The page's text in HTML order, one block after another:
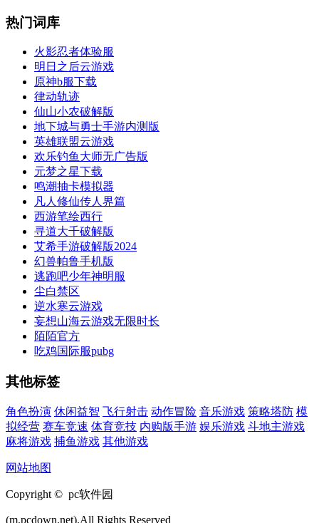
热门词库
火影忍者体验服
明日之后云游戏
原神b服下载
律动轨迹
仙山小农破解版
地下城与勇士手游内测版
英雄联盟云游戏
欢乐钓鱼大师无广告版
元梦之星下载
鸣潮抽卡模拟器
凡人修仙传人界篇
西游笔绘西行
寻道大千破解版
艾希手游破解版2024
幻兽帕鲁手机版
逃跑吧少年神明服
尘白禁区
逆水寒云游戏
妄想山海云游戏无限时长
陌陌官方
吃鸡国际服pubg
其他标签
角色扮演 休闲益智 飞行射击 动作冒险 音乐游戏 策略塔防 模
拟经营 赛车竞速 体育竞技 内购版手游 娱乐游戏 斗地主游戏
麻将游戏 捕鱼游戏 其他游戏
网站地图
Copyright © pc软件园
(m.pcdown.net).All Rights Reserved